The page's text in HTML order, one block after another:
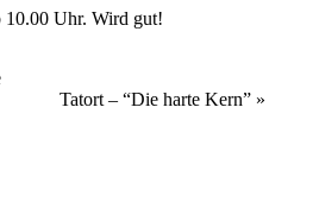
10.00 Uhr. Wird gut!
Tatort – “Die harte Kern” »